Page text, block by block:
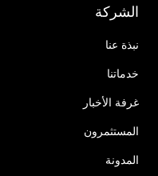
الشركة
نبذة عنا
خدماتنا
غرفة الأخبار
المستثمرون
المدونة